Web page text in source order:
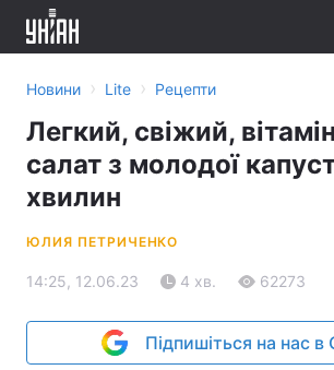
Новини › Lite › Рецепти
Легкий, свіжий,
салат з молодої
хвилин
ЮЛИЯ ПЕТРИЧЕНКО
14:25, 12.06.23 4 хв. 62273
Підпишіться на нас в